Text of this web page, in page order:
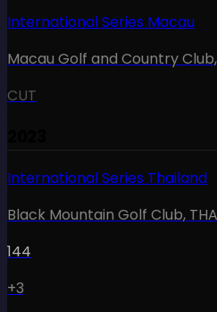
International Series Macau
Macau Golf and Country Club,
CUT
International Series Thailand
Black Mountain Golf Club, THA
144
+3